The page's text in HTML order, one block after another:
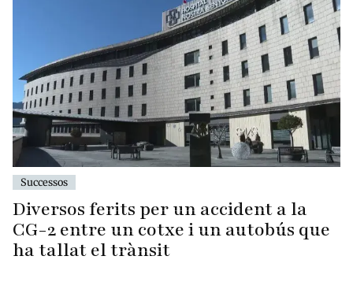
Successos
Diversos ferits per un accident a la
CG-2 entre un cotxe i un autobús que
ha tallat el trànsit